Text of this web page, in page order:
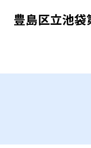
豊島区立池袋